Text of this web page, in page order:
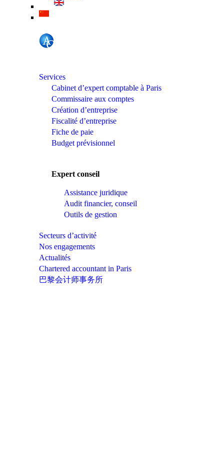
Services
Cabinet d’expert comptable à Paris
Commissaire aux comptes
Création d’entreprise
Fiscalité d’entreprise
Fiche de paie
Budget prévisionnel
Expert conseil
Assistance juridique
Audit financier, conseil
Outils de gestion
Secteurs d’activité
Nos engagements
Actualités
Chartered accountant in Paris
巴黎会计师事务所